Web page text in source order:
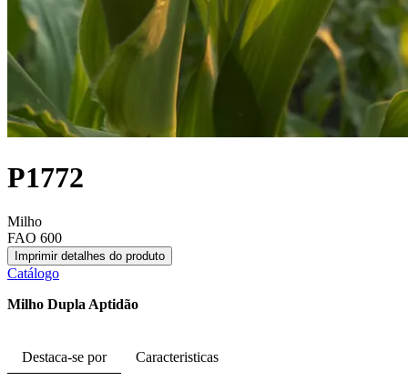
P1772
Milho
FAO 600
Imprimir detalhes do produto
Catálogo
Milho Dupla Aptidão
Destaca-se por Caracteristicas